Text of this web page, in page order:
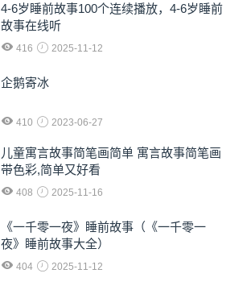
4-6岁睡前故事100个连续播放，4-6岁睡前
故事在线听
416 2025-11-12
企鹅寄冰
410 2023-06-27
儿童寓言故事简笔画简单 寓言故事简笔画
带色彩,简单又好看
408 2025-11-16
《一千零一夜》睡前故事（《一千零一
夜》睡前故事大全）
404 2025-11-12